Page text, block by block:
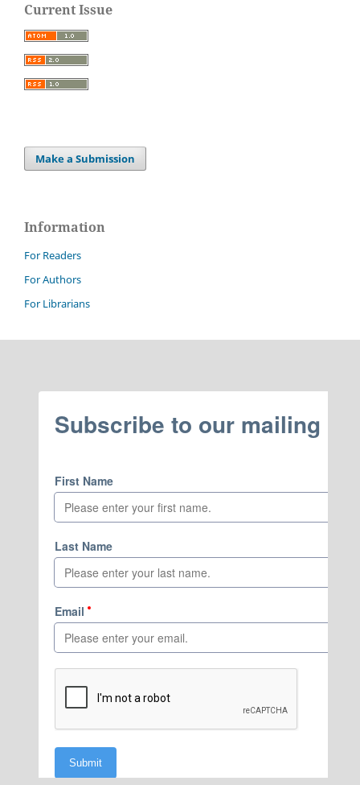
Current Issue
Make a Submission
Information
For Readers
For Authors
For Librarians